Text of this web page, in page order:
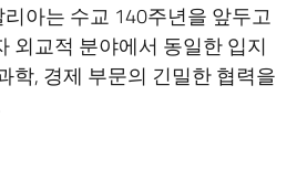
아는 수교 140주년을 앞두고
외교적 분야에서 동일한 입지
학, 경제 부문의 긴밀한 협력을